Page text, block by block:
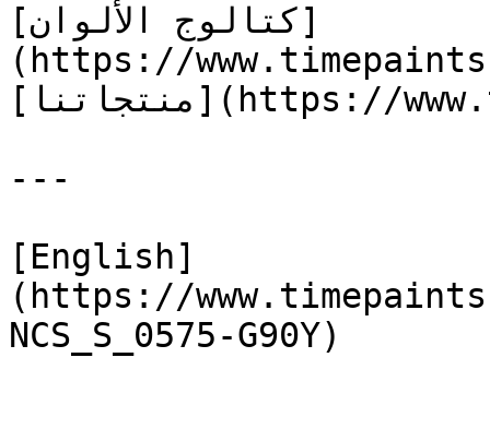
[كتالوج الألوان]
(https://
[منتجاتنا](https://www.timepaints.com/ar/products)
---
[English]
(https://
NCS_S_0575-G90Y)